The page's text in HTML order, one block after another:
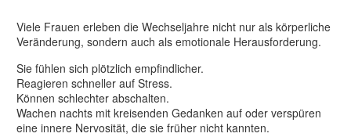
Viele Frauen erleben die Wechseljahre nicht nur als körperliche
Veränderung, sondern auch als emotionale Herausforderung.
Sie fühlen sich plötzlich empfindlicher.
Reagieren schneller auf Stress.
Können schlechter abschalten.
Wachen nachts mit kreisenden Gedanken auf oder verspüren
eine innere Nervosität, die sie früher nicht kannten.